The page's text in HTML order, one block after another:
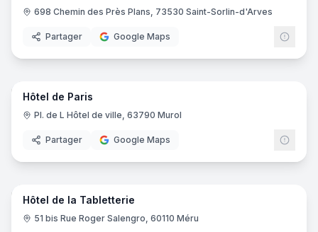
698 Chemin des Près Plans, 73530 Saint-Sorlin-d'Arves
Partager Google Maps
10
Hôtel de Paris
Pl. de L Hôtel de ville, 63790 Murol
Partager Google Maps
16
Hôtel de la Tabletterie
51 bis Rue Roger Salengro, 60110 Méru